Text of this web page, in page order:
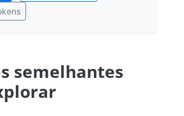
semelhantes